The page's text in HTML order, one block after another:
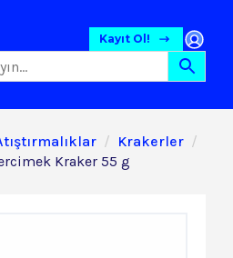
Kayıt Ol!
Krakerler
Kraker 55 g